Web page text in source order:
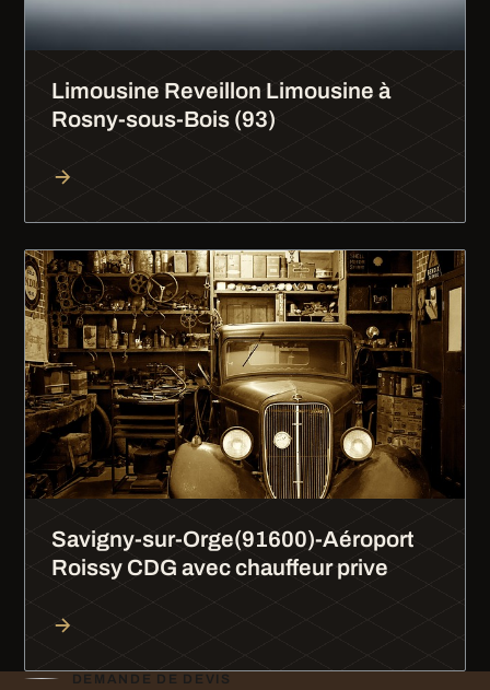
Limousine Reveillon Limousine à
Rosny-sous-Bois (93)
Savigny-sur-Orge(91600)-Aéroport
Roissy CDG avec chauffeur prive
DEMANDE DE DEVIS